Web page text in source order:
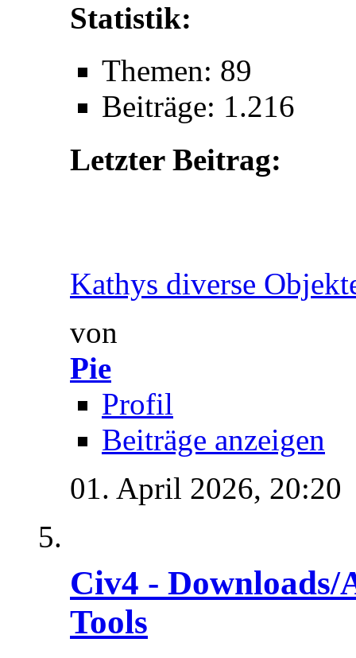
Statistik:
Themen: 89
Beiträge: 1.216
Letzter Beitrag:
Kathys diverse
von
Pie
Profil
Beiträge anzeigen
01. April 2026, 20:20
Civ4 -
Tools